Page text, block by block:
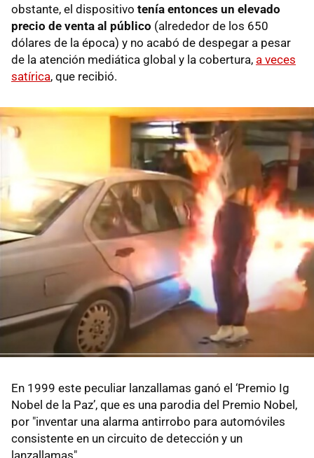
obstante, el dispositivo tenía entonces un elevado
precio de venta al público (alrededor de los 650
dólares de la época) y no acabó de despegar a pesar
de la atención mediática global y la cobertura, a veces
satírica, que recibió.
En 1999 este peculiar lanzallamas ganó el ‘Premio Ig
Nobel de la Paz’, que es una parodia del Premio Nobel,
por "inventar una alarma antirrobo para automóviles
consistente en un circuito de detección y un